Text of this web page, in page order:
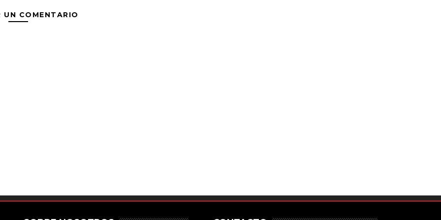
UN COMENTARIO